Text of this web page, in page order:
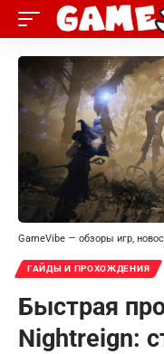
GameVibe — обзоры игр,
ГАЙДЫ И ПРОХОЖДЕНИЯ
Быстрая
Nightreign: